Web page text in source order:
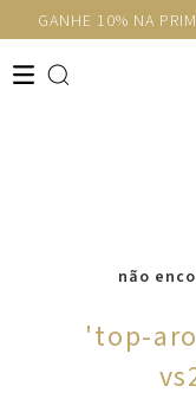
GANHE 10% NA
não
'top-